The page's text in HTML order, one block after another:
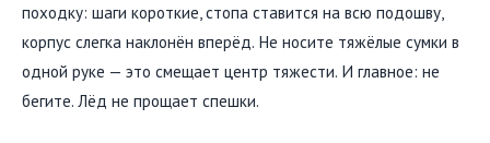
походку: шаги короткие, стопа ставится на всю подошву,
корпус слегка наклонён вперёд. Не носите тяжёлые сумки в
одной руке — это смещает центр тяжести. И главное: не
бегите. Лёд не прощает спешки.